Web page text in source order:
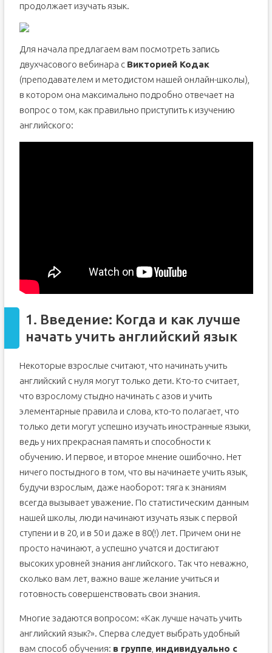
продолжает изучать язык.
Для начала предлагаем вам посмотреть запись
двухчасового вебинара с Викторией Кодак
(преподавателем и методистом нашей онлайн-школы),
в котором она максимально подробно отвечает на
вопрос о том, как правильно приступить к изучению
английского:
1. Введение: Когда и как лучше
начать учить английский язык
Некоторые взрослые считают, что начинать учить
английский с нуля могут только дети. Кто-то считает,
что взрослому стыдно начинать с азов и учить
элементарные правила и слова, кто-то полагает, что
только дети могут успешно изучать иностранные языки,
ведь у них прекрасная память и способности к
обучению. И первое, и второе мнение ошибочно. Нет
ничего постыдного в том, что вы начинаете учить язык,
будучи взрослым, даже наоборот: тяга к знаниям
всегда вызывает уважение. По статистическим данным
нашей школы, люди начинают изучать язык с первой
ступени и в 20, и в 50 и даже в 80(!) лет. Причем они не
просто начинают, а успешно учатся и достигают
высоких уровней знания английского. Так что неважно,
сколько вам лет, важно ваше желание учиться и
готовность совершенствовать свои знания.
Многие задаются вопросом: «Как лучше начать учить
английский язык?». Сперва следует выбрать удобный
вам способ обучения: в группе, индивидуально с